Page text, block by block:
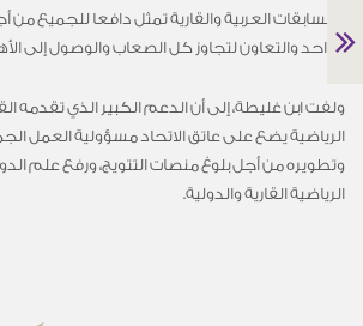
المسابقات العربية والقارية تمثل دافعا للجميع من
الواحد والتعاون لتجاوز كل الصعاب والوصول إلى
ولفت ابن غليطة، إلى أن الدعم الكبير الذي تقدمه
الرياضية يضع على عاتق الاتحاد مسؤولية العمل
وتطويره من أجل بلوغ منصات التتويج، ورفع علم
الرياضية القارية والدولية.